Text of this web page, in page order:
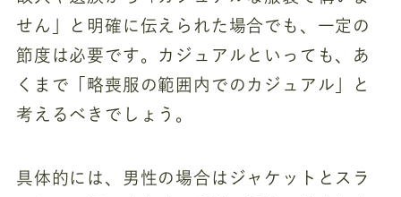
せん」と明確に伝えられた場合でも、一定の
節度は必要です。カジュアルといっても、あ
くまで「略喪服の範囲内でのカジュアル」と
考えるべきでしょう。
具体的には、男性の場合はジャケットとスラ